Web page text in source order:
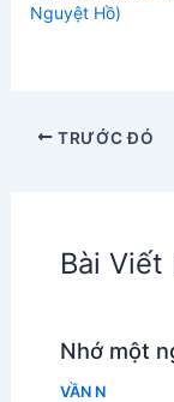
Nguyệt Hồ)
TRƯỚC ĐÓ
Bài Viết
Nhớ một
VẦN N